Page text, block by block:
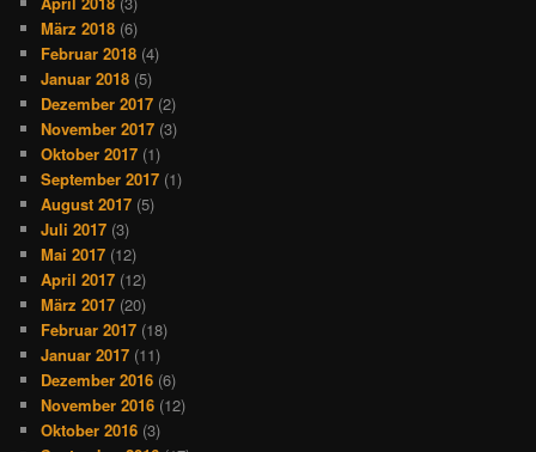
März 2018 (6)
Februar 2018 (4)
Januar 2018 (5)
Dezember 2017 (2)
November 2017 (3)
Oktober 2017 (1)
September 2017 (1)
August 2017 (5)
Juli 2017 (3)
Mai 2017 (12)
April 2017 (12)
März 2017 (20)
Februar 2017 (18)
Januar 2017 (11)
Dezember 2016 (6)
November 2016 (12)
Oktober 2016 (3)